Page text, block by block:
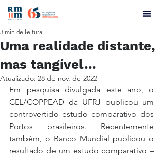
Uma realidade distante,
mas tangível...
3 min de leitura
Atualizado: 28 de nov. de 2022
Em pesquisa divulgada este ano, o
CEL/COPPEAD da UFRJ publicou um
controvertido estudo comparativo dos
Portos brasileiros. Recentemente
também, o Banco Mundial publicou o
resultado de um estudo comparativo –